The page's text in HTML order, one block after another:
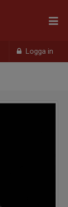
Logga in